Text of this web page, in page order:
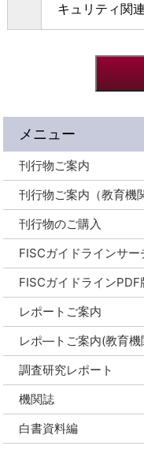
キュリティ関
メニュー
刊行物ご案内
刊行物ご案内（教育機
刊行物のご購入
FISCガイドラインサー
FISCガイドラインPDF
レポートご案内
レポ―トご案内(教育機
調査研究レポート
機関誌
白書資料編